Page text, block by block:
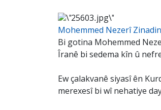
Mohemmed Nezerî
Bi gotina Mohemmed
Îranê bi sedema kîn û
Ew çalakvanê siyasî ên
merexesî bi wî nehatiye